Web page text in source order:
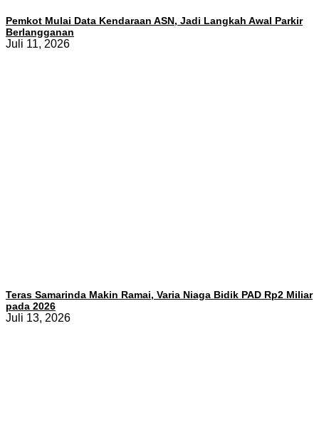
Pemkot Mulai Data Kendaraan ASN, Jadi Langkah Awal Parkir
Berlangganan
Juli 11, 2026
Teras Samarinda Makin Ramai, Varia Niaga Bidik PAD Rp2 Miliar
pada 2026
Juli 13, 2026